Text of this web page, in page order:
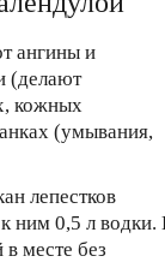
ангины и
(делают
кожных
(умывания,
лепестков
ним 0,5 л водки.
месте без